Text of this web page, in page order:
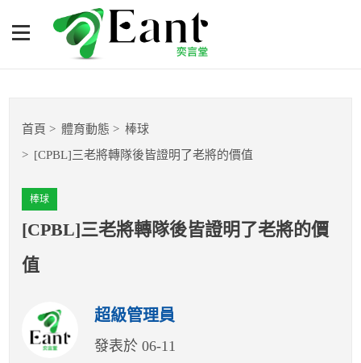
[CPBL]三老將轉隊後皆證明
了老將的價值
籃球
球隊數據
運彩報報
明星分析師
首頁 體育動態 棒球
[CPBL]三老將轉隊後皆證明了老將的價值
棒球
[CPBL]三老將轉隊後皆證明了老將的價
值
超級管理員
發表於 06-11